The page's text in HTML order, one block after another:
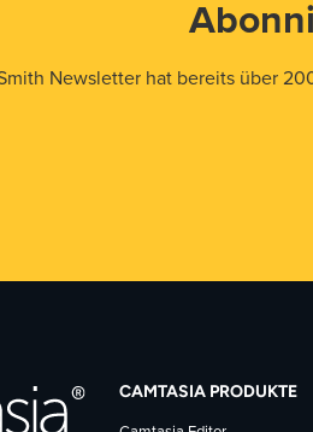
Newsletter hat bereits über
CAMTASIA PRODUKTE